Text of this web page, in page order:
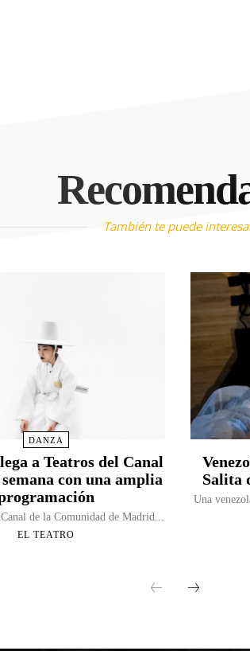
También te puede
DANZA
a Teatros del Canal
con una amplia
de la Comunidad de Madrid...
EL TEATRO
Salita
Una